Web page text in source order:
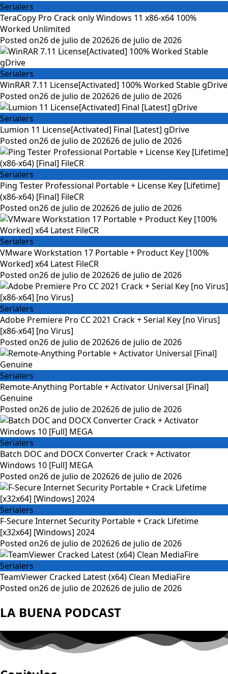
Serialers
TeraCopy Pro Crack only Windows 11 x86-x64 100%
Worked Unlimited
Posted on26 de julio de 202626 de julio de 2026
Serialers
WinRAR 7.11 License[Activated] 100% Worked Stable gDrive
Posted on26 de julio de 202626 de julio de 2026
Serialers
Lumion 11 License[Activated] Final [Latest] gDrive
Posted on26 de julio de 202626 de julio de 2026
Serialers
Ping Tester Professional Portable + License Key [Lifetime]
(x86-x64) [Final] FileCR
Posted on26 de julio de 202626 de julio de 2026
Serialers
VMware Workstation 17 Portable + Product Key [100%
Worked] x64 Latest FileCR
Posted on26 de julio de 202626 de julio de 2026
Serialers
Adobe Premiere Pro CC 2021 Crack + Serial Key [no Virus]
[x86-x64] [no Virus]
Posted on26 de julio de 202626 de julio de 2026
Serialers
Remote-Anything Portable + Activator Universal [Final]
Genuine
Posted on26 de julio de 202626 de julio de 2026
Serialers
Batch DOC and DOCX Converter Crack + Activator
Windows 10 [Full] MEGA
Posted on26 de julio de 202626 de julio de 2026
Serialers
F-Secure Internet Security Portable + Crack Lifetime
[x32x64] [Windows] 2024
Posted on26 de julio de 202626 de julio de 2026
Serialers
TeamViewer Cracked Latest (x64) Clean MediaFire
Posted on26 de julio de 202626 de julio de 2026
LA BUENA PODCAST